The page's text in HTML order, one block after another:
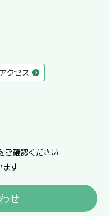
アクセス
ご確認ください
ます
せ